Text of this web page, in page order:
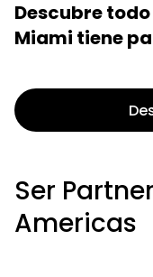
Descubre
Miami tiene
Ser
Americas